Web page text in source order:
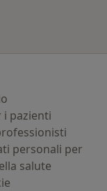
pazienti
personali per
salute